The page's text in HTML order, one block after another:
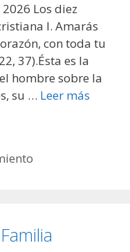
Los diez
I. Amarás
con toda tu
37).Ésta es la
hombre sobre la
su … Leer más